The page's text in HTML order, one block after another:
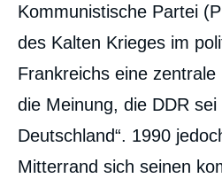
Kommunistische Partei
des Kalten Krieges im
Frankreichs eine
die Meinung, die DDR sei
Deutschland“. 1990
Mitterrand sich seinen